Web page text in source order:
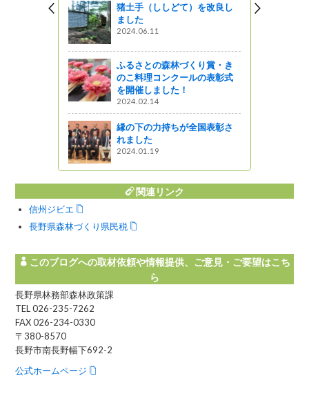
猪土手（ししどて）を改良し
ました
2024.06.11
ふるさとの森林づくり賞・き
のこ料理コンクールの表彰式
を開催しました！
2024.02.14
縁の下の力持ちが全国表彰さ
れました
2024.01.19
関連リンク
信州ジビエ
長野県森林づくり県民税
このブログへの取材依頼や情報提供、ご意見・ご要望はこち
ら
長野県林務部森林政策課
TEL 026-235-7262
FAX 026-234-0330
〒380-8570
長野市南長野幅下692-2
公式ホームページ